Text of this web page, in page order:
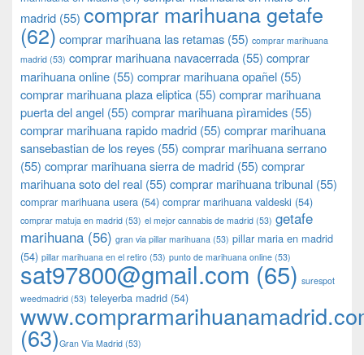
madrid (55) comprar marihuana getafe
(62) comprar marihuana las retamas (55) comprar marihuana
madrid (53) comprar marihuana navacerrada (55) comprar
marihuana online (55) comprar marihuana opañel (55)
comprar marihuana plaza eliptica (55) comprar marihuana
puerta del angel (55) comprar marihuana pìramides (55)
comprar marihuana rapido madrid (55) comprar marihuana
sansebastian de los reyes (55) comprar marihuana serrano
(55) comprar marihuana sierra de madrid (55) comprar
marihuana soto del real (55) comprar marihuana tribunal (55)
comprar marihuana usera (54) comprar marihuana valdeski (54)
comprar matuja en madrid (53) el mejor cannabis de madrid (53) getafe
marihuana (56) gran via pillar marihuana (53) pillar maria en madrid
(54) pillar marihuana en el retiro (53) punto de marihuana online (53)
sat97800@gmail.com (65) surespot
weedmadrid (53) teleyerba madrid (54)
(63)​​Gran Via Madrid (53)